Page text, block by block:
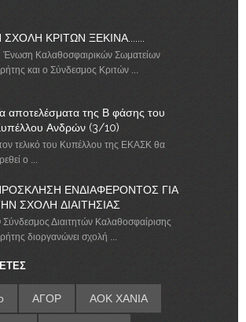
ΣΧΟΛΗ ΚΡΙΤΩΝ ΞΕΚΙΝΑ.......
Ένωση Καλαθοσφαιρικών Σωματείων
και ο Σύνδεσμος Κριτών ...
αποτελέσματα της Β φάσης του
Ανδρών (3/10)
τελικό του Κυπέλλου της ΕΚΑΣΚ θα
ο ...
ΕΝΔΙΑΦΕΡΟΝΤΟΣ ΓΙΑ
ΣΧΟΛΗ ΔΙΑΙΤΗΣΙΑΣ
Διαιτητών Καλαθοσφαίρισης
διοργανώνει σχολή ...
ΑΓΟΡ ΑΟΚ ΧΑΝΙΑ